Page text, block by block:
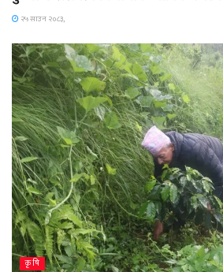
२५ साउन २०८३,
कृषि